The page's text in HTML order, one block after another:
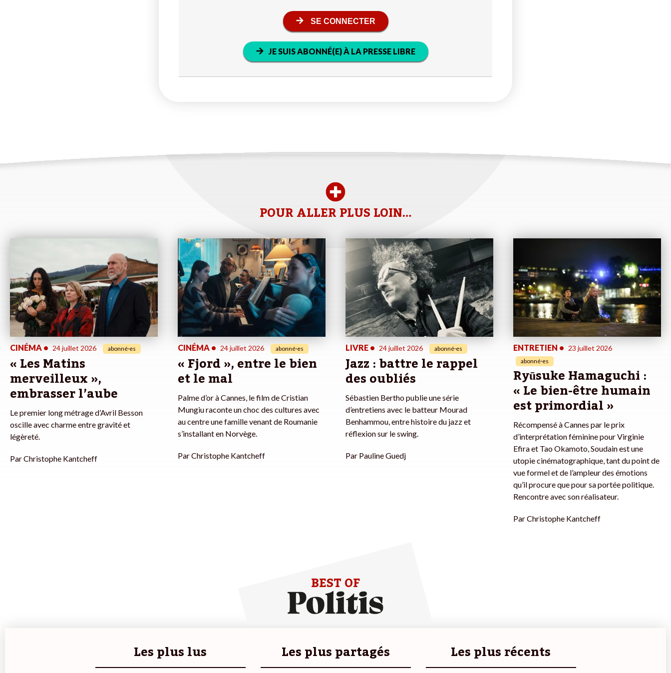
SE CONNECTER
JE SUIS ABONNÉ(E) À LA PRESSE LIBRE
POUR ALLER PLUS LOIN…
CINÉMA • 24 juillet 2026 abonné·es
« Les Matins
merveilleux »,
embrasser l’aube
Le premier long métrage d’Avril Besson
oscille avec charme entre gravité et
légèreté.
ParChristophe Kantcheff
CINÉMA • 24 juillet 2026 abonné·es
« Fjord », entre le bien
et le mal
Palme d’or à Cannes, le film de Cristian
Mungiu raconte un choc des cultures avec
au centre une famille venant de Roumanie
s’installant en Norvège.
ParChristophe Kantcheff
LIVRE • 24 juillet 2026 abonné·es
Jazz : battre le rappel
des oubliés
Sébastien Bertho publie une série
d’entretiens avec le batteur Mourad
Benhammou, entre histoire du jazz et
réflexion sur le swing.
Par Pauline Guedj
ENTRETIEN • 23 juillet 2026
abonné·es
Ryūsuke Hamaguchi :
« Le bien-être humain
est primordial »
Récompensé à Cannes par le prix
d’interprétation féminine pour Virginie
Efira et Tao Okamoto, Soudain est une
utopie cinématographique, tant du point de
vue formel et de l’ampleur des émotions
qu’il procure que pour sa portée politique.
Rencontre avec son réalisateur.
ParChristophe Kantcheff
BEST OF
Les plus lus Les plus partagés Les plus récents